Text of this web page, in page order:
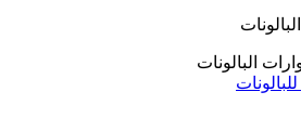
البالونات